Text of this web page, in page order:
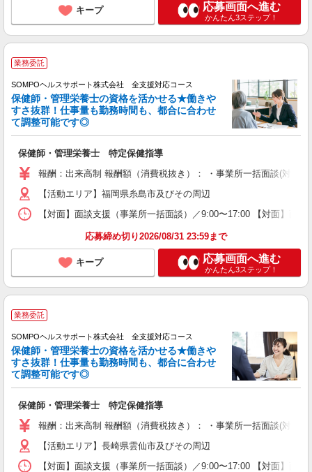
キープ 応募画面へ進む
かんたん3ステップ！
業務委託
SOMPOヘルスサポート株式会社 全支援対応コース
保健師・管理栄養士の資格を活かせる★働きや
すさ抜群！仕事量も勤務時間も、都合に合わせ
て調整可能です◎
保健師・管理栄養士 特定保健指導
報酬：出来高制 報酬額（消費税抜き）： ・事業所一括面談(対
【活動エリア】福岡県糸島市及びその周辺
【対面】面談支援（事業所一括面談）／9:00〜17:00 【対面】面
応募締め切り2026/08/31 23:59まで
キープ 応募画面へ進む
かんたん3ステップ！
業務委託
SOMPOヘルスサポート株式会社 全支援対応コース
保健師・管理栄養士の資格を活かせる★働きや
すさ抜群！仕事量も勤務時間も、都合に合わせ
て調整可能です◎
保健師・管理栄養士 特定保健指導
報酬：出来高制 報酬額（消費税抜き）： ・事業所一括面談(対
【活動エリア】長崎県雲仙市及びその周辺
【対面】面談支援（事業所一括面談）／9:00〜17:00 【対面】面